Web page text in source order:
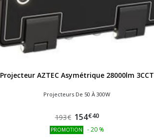
Projecteur AZTEC Asymétrique 28000lm 3CCT
Projecteurs De 50 À 300W
193€ 154€40
PROMOTION - 20 %